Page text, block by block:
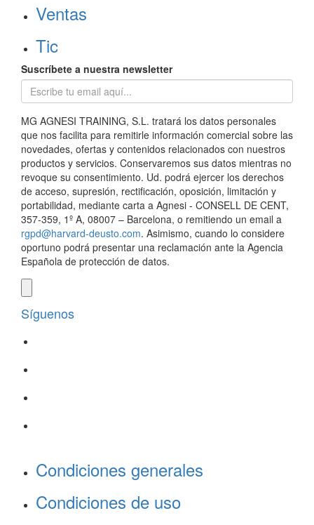
Ventas
Tic
Suscríbete a nuestra newsletter
MG AGNESI TRAINING, S.L. tratará los datos personales
que nos facilita para remitirle información comercial sobre las
novedades, ofertas y contenidos relacionados con nuestros
productos y servicios. Conservaremos sus datos mientras no
revoque su consentimiento. Ud. podrá ejercer los derechos
de acceso, supresión, rectificación, oposición, limitación y
portabilidad, mediante carta a Agnesi - CONSELL DE CENT,
357-359, 1º A, 08007 – Barcelona, o remitiendo un email a
rgpd@harvard-deusto.com. Asimismo, cuando lo considere
oportuno podrá presentar una reclamación ante la Agencia
Española de protección de datos.
Síguenos
Condiciones generales
Condiciones de uso